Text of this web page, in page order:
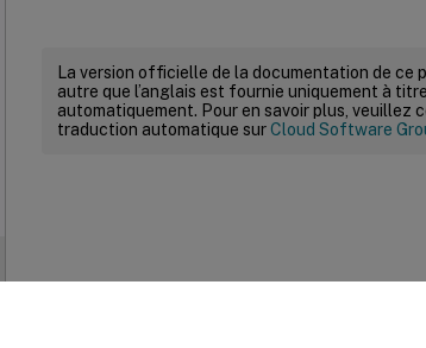
La version officielle de la documentation de ce
autre que l’anglais est fournie uniquement à
automatiquement. Pour en savoir plus, veuillez
traduction automatique surCloud Software